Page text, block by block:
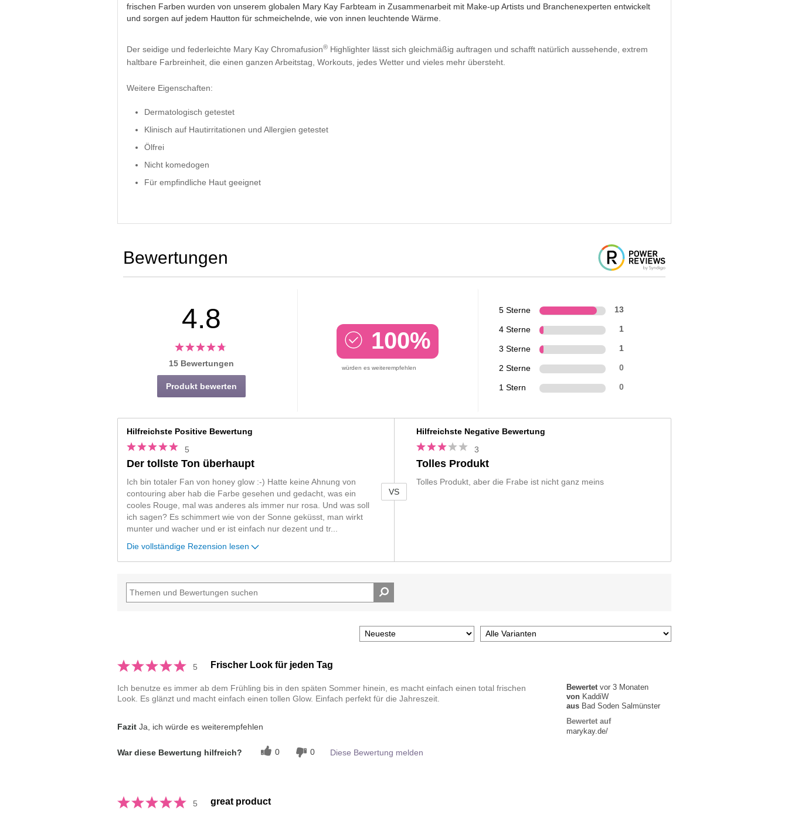
frischen Farben wurden von unserem globalen Mary Kay Farbteam in Zusammenarbeit mit Make-up Artists und Branchenexperten entwickelt
und sorgen auf jedem Hautton für schmeichelnde, wie von innen leuchtende Wärme.
Der seidige und federleichte Mary Kay Chromafusion®Highlighter lässt sich gleichmäßig auftragen und schafft natürlich aussehende, extrem
haltbare Farbreinheit, die einen ganzen Arbeitstag, Workouts, jedes Wetter und vieles mehr übersteht.
Weitere Eigenschaften:
Dermatologisch getestet
Klinisch auf Hautirritationen und Allergien getestet
Ölfrei
Nicht komedogen
Für empfindliche Haut geeignet
Bewertungen
4.8
15 Bewertungen
Produkt bewerten
100%
würden es weiterempfehlen
5 Sterne 13
4 Sterne 1
3 Sterne 1
2 Sterne 0
1 Stern 0
Hilfreichste Positive Bewertung
5
Der tollste Ton überhaupt
Ich bin totaler Fan von honey glow :-) Hatte keine Ahnung von
contouring aber hab die Farbe gesehen und gedacht, was ein
cooles Rouge, mal was anderes als immer nur rosa. Und was soll
ich sagen? Es schimmert wie von der Sonne geküsst, man wirkt
munter und wacher und er ist einfach nur dezent und tr...
Die vollständige Rezension lesen
VS
Hilfreichste Negative Bewertung
3
Tolles Produkt
Tolles Produkt, aber die Frabe ist nicht ganz meins
5 Frischer Look für jeden Tag
Bewertetvor 3 Monaten
von KaddiW
aus Bad Soden Salmünster
Bewertet auf
marykay.de/
Ich benutze es immer ab dem Frühling bis in den späten Sommer hinein, es macht einfach einen total frischen
Look. Es glänzt und macht einfach einen tollen Glow. Einfach perfekt für die Jahreszeit.
FazitJa, ich würde es weiterempfehlen
War diese Bewertung hilfreich? 0 0 Diese Bewertung melden
5 great product